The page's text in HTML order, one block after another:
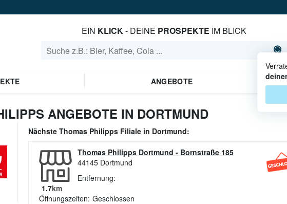
EIN KLICK- DEINE PROSPEKTE IM BLICK
ANGEBOTE
ANGEBOTE IN DORTMUND
Nächste Thomas Philipps Filiale in Dortmund:
Thomas Philipps Dortmund - Bornstraße 185
44145 Dortmund
Entfernung:
1.7km
Öffnungszeiten: Geschlossen